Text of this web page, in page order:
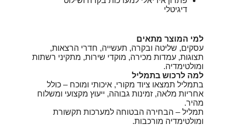
דיגיטלי
למי המוצר מתאים
עסקים, שליטה ובקרה, תעשייה, חדרי הרצאות,
תצוגות, עמדות מכירה, מוקדי שירות, מתקיני רשתות
ומולטימדיה.
למה לרכוש בתמליל
בתמליל תמצאו ציוד מקורי, איכותי ומוכח – כולל
אחריות מלאה, זמינות גבוהה, ייעוץ מקצועי ומשלוח
מהיר.
תמליל – הבחירה הבטוחה למערכות תקשורת
ומולטימדיה מורכבות.